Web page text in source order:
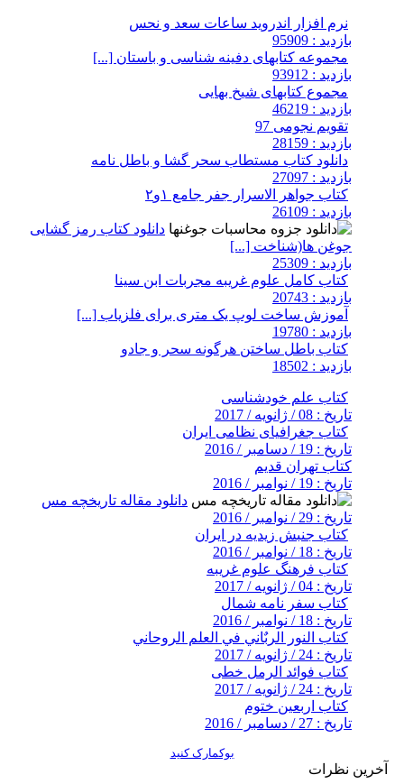
نرم افزار اندروید ساعات سعد و نحس
بازدید : 95909
مجموعه کتابهای دفینه شناسی و باستان [...]
بازدید : 93912
مجموع کتابهای شیخ بهایی
بازدید : 46219
تقویم نجومی 97
بازدید : 28159
دانلود کتاب مستطاب سحر گشا و باطل نامه
بازدید : 27097
کتاب جواهر الاسرار جفر جامع ۱و۲
بازدید : 26109
دانلود کتاب رمز گشایی
جوغن ها(شناخت [...]
بازدید : 25309
کتاب کامل علوم غریبه مجربات ابن سینا
بازدید : 20743
آموزش ساخت لوپ یک متری برای فلزیاب [...]
بازدید : 19780
کتاب باطل ساختن هرگونه سحر و جادو
بازدید : 18502
کتاب علم خودشناسی
تاریخ : 08 / ژانویه / 2017
کتاب جغرافیای نظامی ایران
تاریخ : 19 / دسامبر / 2016
کتاب تهران قدیم
تاریخ : 19 / نوامبر / 2016
دانلود مقاله تاریخچه مس
تاریخ : 29 / نوامبر / 2016
کتاب جنبش زیدیه در ایران
تاریخ : 18 / نوامبر / 2016
کتاب فرهنگ علوم غریبه
تاریخ : 04 / ژانویه / 2017
کتاب سفر نامه شمال
تاریخ : 18 / نوامبر / 2016
کتاب النور الربٌاني في العلم الروحاني
تاریخ : 24 / ژانویه / 2017
کتاب فوائد الرمل خطی
تاریخ : 24 / ژانویه / 2017
کتاب اربعین ختوم
تاریخ : 27 / دسامبر / 2016
بوکمارک کنید
آخرین نظرات